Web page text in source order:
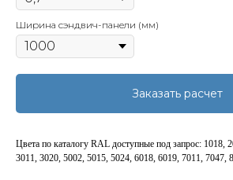
Ширина сэндвич-панели (мм)
Заказать расчет
Цвета по каталогу RAL доступные под запрос: 1018,
3011, 3020, 5002, 5015, 5024, 6018, 6019, 7011, 7047,